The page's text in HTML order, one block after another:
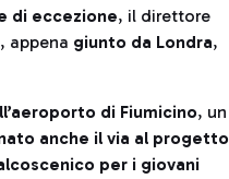
di eccezione, il direttore
, appena giunto da Londra,
di Fiumicino, un
anche il via al progetto
per i giovani